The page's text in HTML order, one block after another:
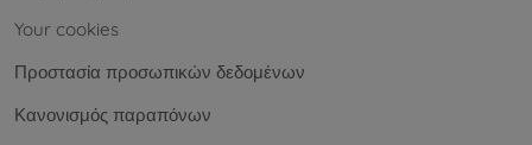
Your cookies
Προστασία προσωπικών δεδομένων
Κανονισμός παραπόνων